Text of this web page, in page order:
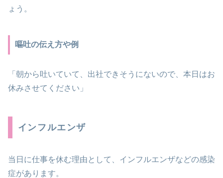
ょう。
嘔吐の伝え方や例
「朝から吐いていて、出社できそうにないので、本日はお
休みさせてください」
インフルエンザ
当日に仕事を休む理由として、インフルエンザなどの感染
症があります。